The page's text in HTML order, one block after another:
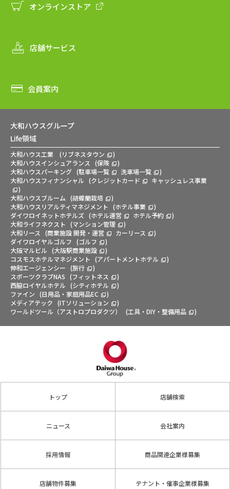
オンラインストア
店舗サービス
会員案内
大和ハウスグループ
Life領域
大和ハウス工業 (リブネスタウン
)
大和ハウスインシュアランス
(保険
)
大和ハウスパーキング (駐車場一覧 洗車場一覧
)
大和ハウスフィナンシャル (クレジットカード
キャッシュレス事業
)
大和ハウスブルーム (胡蝶蘭栽培
)
大和ハウスリアルティマネジメント (ホテル事業
)
ダイワロイネットホテルズ (ホテル運営 ホテル予約
)
大和ライフネクスト (マンション管理
)
大和リース
(商業施設 開発・運営 カーリース
)
ダイワロイヤルゴルフ (ゴルフ
)
大阪マルビル (大阪駅商業施設
)
コスモスホテルマネジメント (アパートメントホテル
)
伸和エージェンシー (旅行
)
スポーツクラブNAS (フィットネス
)
西脇ロイヤルホテル (シティホテル
)
ファイン (日用品・家庭用品EC
)
メディアテック (ITソリューション
)
ワールドツール（アストロプロダクツ）
(工具・DIY・整備用品 )
トップ 店舗検索
ニュース 会社案内
採用情報 商品関連企業様募集
店舗物件募集 テナント・催事企業様募集